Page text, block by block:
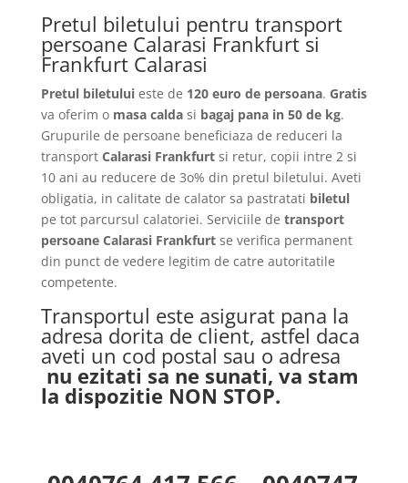
Pretul biletului pentru transport
persoane Calarasi Frankfurt si
Frankfurt Calarasi
Pretul biletuluieste de 120 euro de persoana. Gratis
va oferim o masa caldasi bagaj pana in 50 de kg.
Grupurile de persoane beneficiaza de reduceri la
transport Calarasi Frankfurtsi retur, copii intre 2 si
10 ani au reducere de 3o% din pretul biletului. Aveti
obligatia, in calitate de calator sa pastratati biletul
pe tot parcursul calatoriei. Serviciile de transport
persoane Calarasi Frankfurt se verifica permanent
din punct de vedere legitim de catre autoritatile
competente.
Transportul este asigurat pana la
adresa dorita de client, astfel daca
aveti un cod postal sau o adresa
nu ezitati sa ne sunati, va stam
la dispozitie NON STOP.